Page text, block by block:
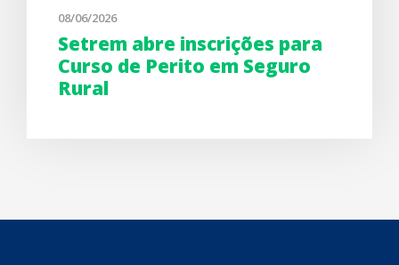
08/06/2026
Setrem abre inscrições para
Curso de Perito em Seguro
Rural